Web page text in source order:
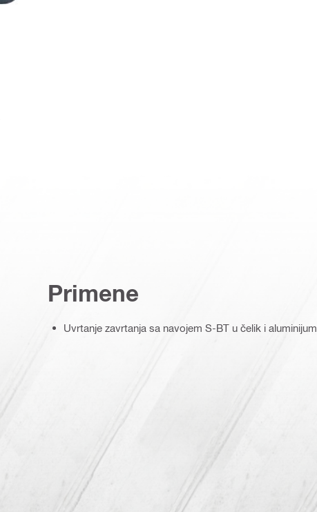
Primene
Uvrtanje zavrtanja sa navojem S-BT u čelik i aluminijum